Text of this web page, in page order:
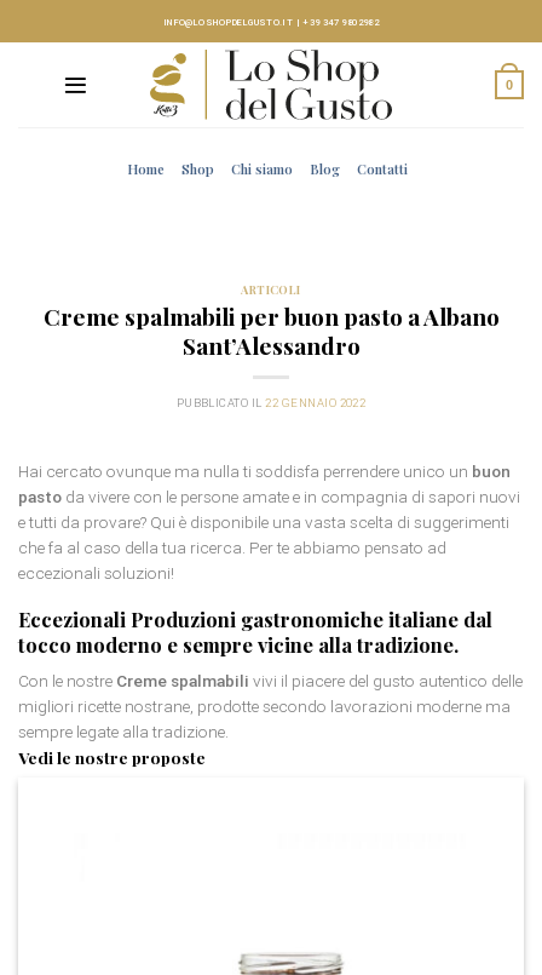
INFO@LOSHOPDELGUSTO.IT |+39 347 9802982
0
Home Shop Chi siamo Blog Contatti
ARTICOLI
Creme spalmabili per buon pasto a Albano
Sant’Alessandro
PUBBLICATO IL22 GENNAIO 2022
Hai cercato ovunque ma nulla ti soddisfa perrendere unico un buon
pasto da vivere con le persone amate e in compagnia di sapori nuovi
e tutti da provare? Qui è disponibile una vasta scelta di suggerimenti
che fa al caso della tua ricerca. Per te abbiamo pensato ad
eccezionali soluzioni!
Eccezionali Produzioni gastronomiche italiane dal
tocco moderno e sempre vicine alla tradizione.
Con le nostre Creme spalmabili vivi il piacere del gusto autentico delle
migliori ricette nostrane, prodotte secondo lavorazioni moderne ma
sempre legate alla tradizione.
Vedi le nostre proposte